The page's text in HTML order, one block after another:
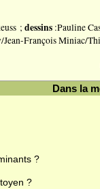
;dessins :Pauline
François Miniac/
Dans la
?
?